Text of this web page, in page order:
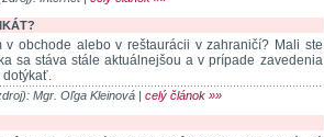
obchode alebo v reštaurácii v zahraničí? Mali ste
sa stáva stále aktuálnejšou a v prípade zavedenia
dotýkať.
Mgr. Oľga Kleinová | celý článok »»